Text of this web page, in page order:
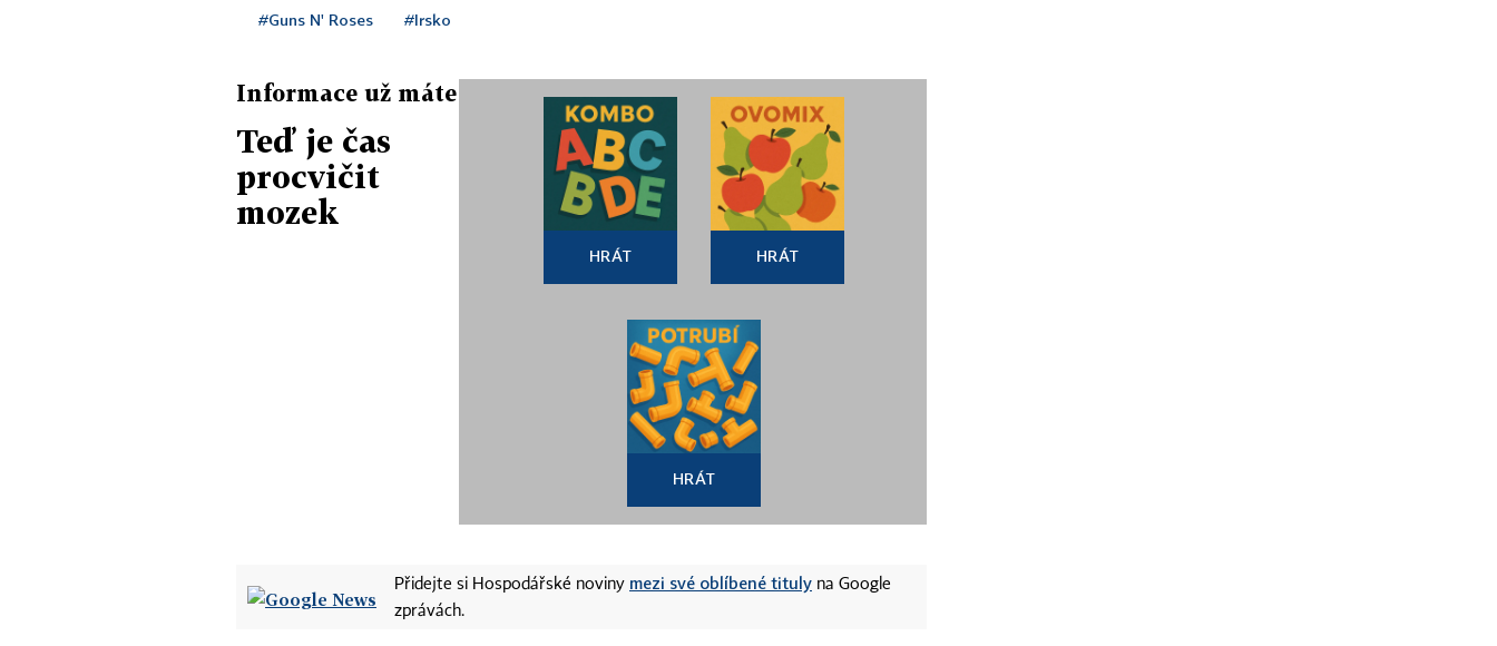
#Guns N' Roses #Irsko
Informace už máte
Teď je čas
procvičit
mozek
HRÁT HRÁT
HRÁT
Přidejte si Hospodářské noviny mezi své oblíbené tituly na Google
zprávách.